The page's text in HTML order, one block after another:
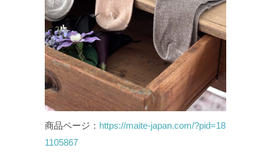
商品ページ： https://maite-japan.com/?pid=18
1105867